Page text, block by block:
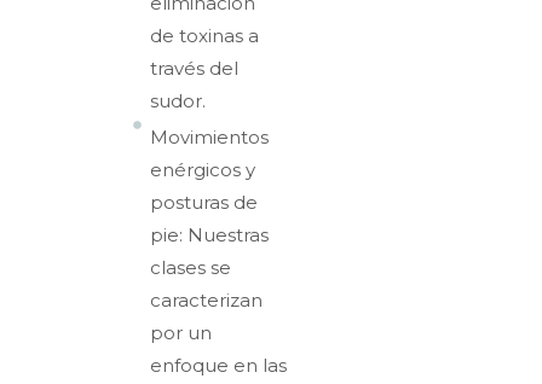
de toxinas a
través del
sudor.
Movimientos
enérgicos y
posturas de
pie: Nuestras
clases se
caracterizan
por un
enfoque en las